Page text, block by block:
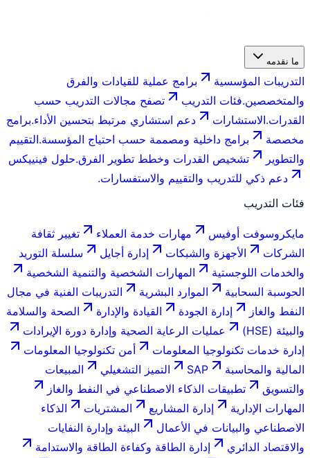
ما نقدمه
التدريبات المؤسسية
برامج عملية للقيادات والفرق
والمتخصصين.فئات التدريب
تصفح مجالات التدريب حسب
القدرات.الاستشارات دعم استشاري مرتبط بتحسين الأداء.برامج
مخصصة
برامج داخلية ومصممة حسب احتياج المؤسسة.التقييم
والتطوير
تشخيص القدرات وخطط تطوير الفرق.حلول فينييكس
دعم ذكي للتدريب والتقييم والاستفسارات.
فئات التدريب
مايكروسوفت أوفيس مهارات خدمة العملاء
تغيير ثقافة
الشركات
الأجهزة والشبكات إدارة أجايل
سلسلة التوريد
والخدمات اللوجستية
المهارات الشخصية والتنمية الشخصية
الحوسبة السحابية
الموارد البشرية
التدريبات الفنية في مجال
النفط والغاز
إدارة الجودة القيادة والإدارة
الصحة والسلامة
والبيئة (HSE)
عمليات الرعاية الصحية وإدارة دورة الإيرادات
إدارة خدمات تكنولوجيا المعلومات
أمن تكنولوجيا المعلومات
المالية والمحاسبة
SAP التميز التشغيلي
المبيعات
والتسويق
تطبيقات الذكاء الاصطناعي في النفط والغاز
المهارات الإدارية
إدارة المشاريع المشتريات
الذكاء
الاصطناعي والبيانات في الأعمال
البيئة وإدارة النفايات
والاقتصاد الدائري
إدارة الطاقة وكفاءة الطاقة والاستدامة